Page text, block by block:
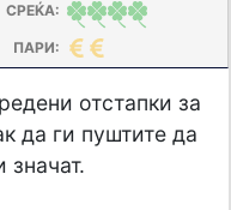
СРЕЌА:
ПАРИ:
отстапки за
да ги пуштите да
значат.